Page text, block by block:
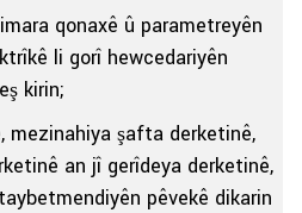
qonaxê û parametreyên
li gorî hewcedariyên
kirin;
mezinahiya şafta derketinê,
an jî gerîdeya derketinê,
pêvekê dikarin